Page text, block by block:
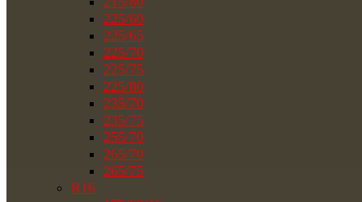
225/60
225/65
225/70
225/75
225/80
235/70
235/75
255/70
265/70
265/75
R16